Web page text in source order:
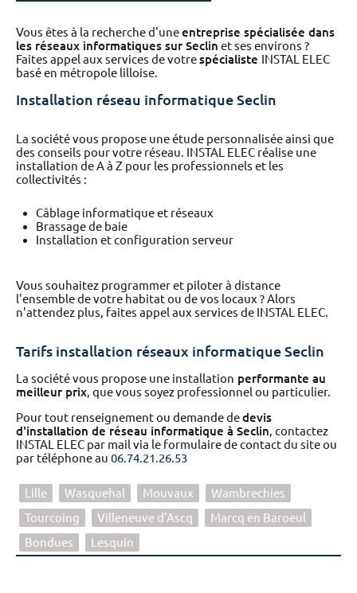
Vous êtes à la recherche d'uneentreprise spécialisée dans
les réseaux informatiques sur Seclin et ses environs ?
Faites appel aux services de votrespécialiste INSTAL ELEC
basé en métropole lilloise.
Installation réseau informatique Seclin
La société vous propose une étude personnalisée ainsi que
des conseils pour votre réseau. INSTAL ELEC réalise une
installation de A à Z pour les professionnels et les
collectivités :
Câblage informatique et réseaux
Brassage de baie
Installation et configuration serveur
Vous souhaitez programmer et piloter à distance
l'ensemble de votre habitat ou de vos locaux ? Alors
n'attendez plus, faites appel aux services de INSTAL ELEC.
Tarifs installation réseaux informatique Seclin
La société vous propose une installation performante au
meilleur prix, que vous soyez professionnel ou particulier.
Pour tout renseignement ou demande dedevis
d'installation de réseau informatique à Seclin, contactez
INSTAL ELEC par mail via le formulaire de contact du site ou
par téléphone au 06.74.21.26.53
Lille Wasquehal Mouvaux
Wambrechies
Tourcoing
Villeneuve d'Ascq
Marcq en Baroeul
Bondues
Lesquin